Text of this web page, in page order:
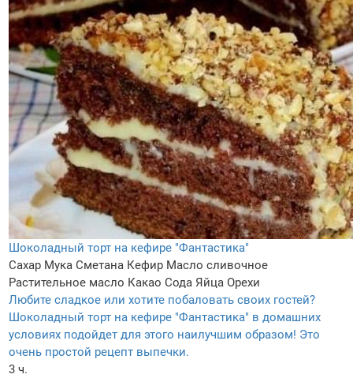
Шоколадный торт на кефире "Фантастика"
Сахар Мука Сметана Кефир Масло сливочное
Растительное масло Какао Сода Яйца Орехи
Любите сладкое или хотите побаловать своих гостей?
Шоколадный торт на кефире "Фантастика" в домашних
условиях подойдет для этого наилучшим образом! Это
очень простой рецепт выпечки.
3 ч.